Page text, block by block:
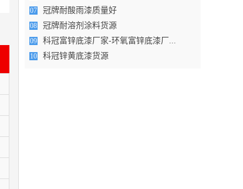
07 冠牌耐酸雨漆质量好
08 冠牌耐溶剂涂料货源
09 科冠富锌底漆厂家-环氧富锌底漆厂...
10 科冠锌黄底漆货源